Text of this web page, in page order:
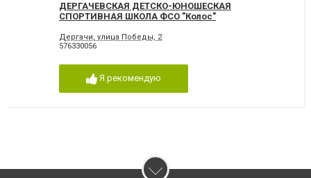
ДЕРГАЧЕВСКАЯ ДЕТСКО-ЮНОШЕСКАЯ
СПОРТИВНАЯ ШКОЛА ФСО "Колос"
Дергачи, улица Победы, 2
576330056
Я рекомендую